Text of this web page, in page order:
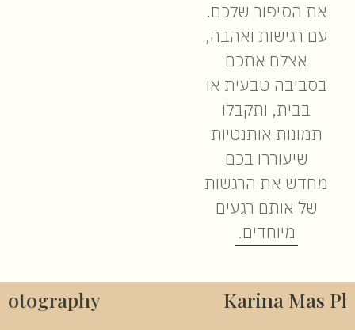
את הסיפור שלכם.
עם רגישות ואהבה,
אצלם אתכם
בסביבה טבעית או
בבית, ותקבלו
תמונות אותנטיות
שיעוררו בכם
מחדש את הרגשות
של אותם רגעים
מיוחדים.
Karina Mas